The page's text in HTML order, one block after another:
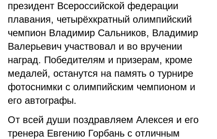
президент Всероссийской федерации
плавания, четырёхкратный олимпийский
чемпион Владимир Сальников, Владимир
Валерьевич участвовал и во вручении
наград. Победителям и призерам, кроме
медалей, останутся на память о турнире
фотоснимки с олимпийским чемпионом и
его автографы.
От всей души поздравляем Алексея и его
тренера Евгению Горбань с отличным